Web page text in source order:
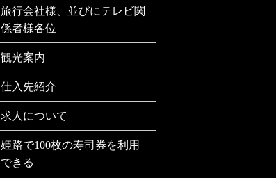
旅行会社様、並びにテレビ関
係者様各位
観光案内
仕入先紹介
求人について
姫路で100枚の寿司券を利用
できる